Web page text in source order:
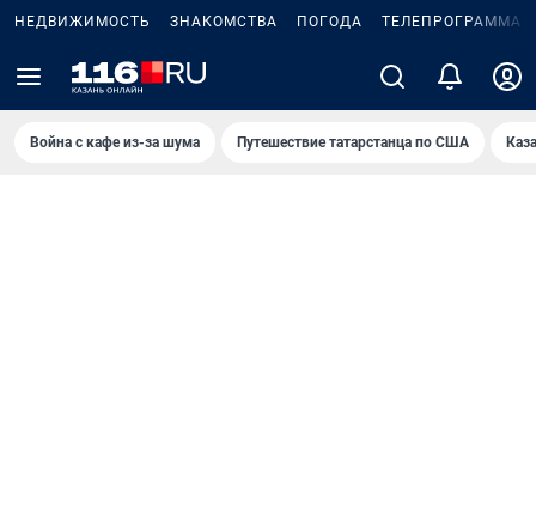
НЕДВИЖИМОСТЬ ЗНАКОМСТВА ПОГОДА ТЕЛЕПРОГРАММА
Война с кафе из-за шума Путешествие татарстанца по США